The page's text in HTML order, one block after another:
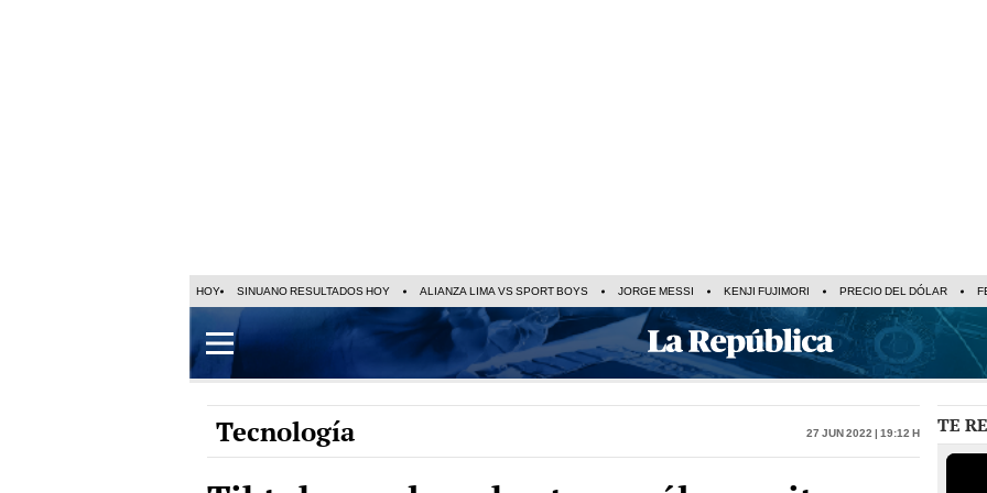
HOY SINUANO RESULTADOS HOY ALIANZA LIMA VS SPORT BOYS JORGE MESSI KENJI FUJIMORI PRECIO DEL DÓLAR
Tecnología 27 Jun 2022 | 19:12 h TE